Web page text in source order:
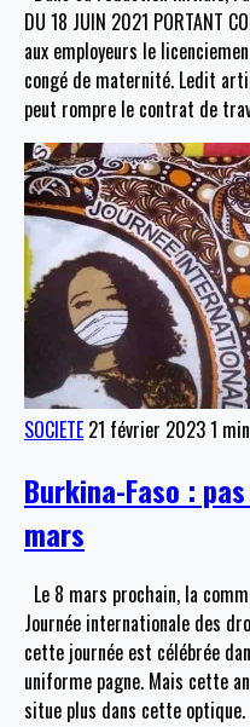
DU 18 JUIN 2021 PORTANT
aux employeurs le
congé de maternité. Ledit
peut rompre le contrat de
SOCIETE 21 février 20231
Burkina-Faso :
mars
Le 8 mars prochain, la
Journée internationale des
cette journée est célébrée
uniforme pagne. Mais cette
situe plus dans cette optique.